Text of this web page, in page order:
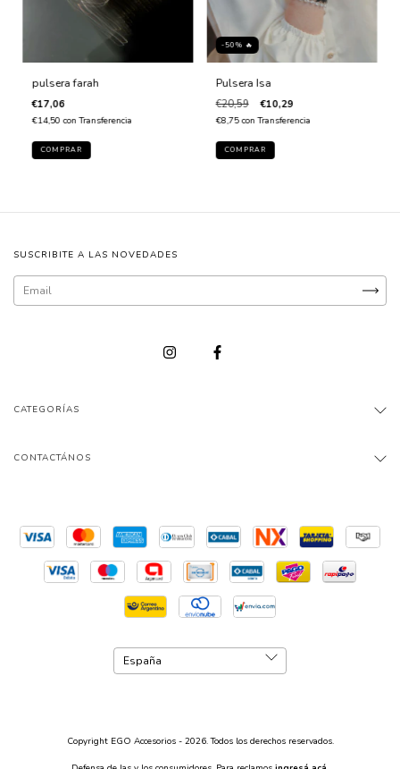
pulsera farah
€17,06
€14,50con Transferencia
-50% 🔥
Pulsera Isa
€20,59 €10,29
€8,75con Transferencia
SUSCRIBITE A LAS NOVEDADES
CATEGORÍAS
CONTACTÁNOS
Copyright EGO Accesorios - 2026. Todos los derechos reservados.